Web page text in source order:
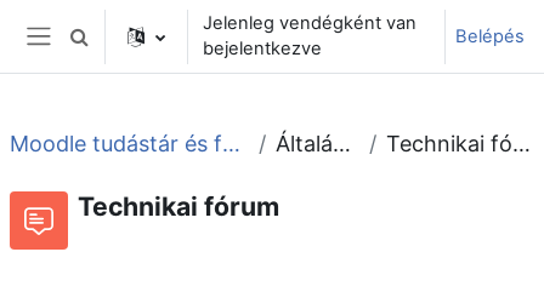
Tovább a fő tartalomhoz
Oldalpanel
Keresési bemeneti adatok váltása
Jelenleg vendégként van
bejelentkezve
Belépés
Moodle tudástár és fórum Általános Technikai fórum
Technikai fórum